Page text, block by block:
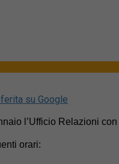
su Google
l’Ufficio Relazioni
orari: